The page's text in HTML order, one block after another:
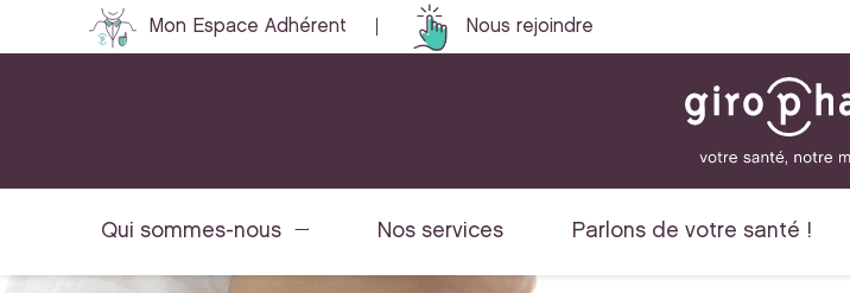
Mon Espace Adhérent Nous rejoindre
Qui sommes-nous Nos services Parlons de votre santé !